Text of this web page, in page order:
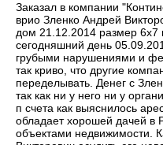
Заказал в компании
врио Зленко Андрей
дом 21.12.2014 размер 6х7
сегодняшний день
грубыми нарушениями и
так криво, что другие
переделывать. Денег с
так как ни у него ни у
п счета как выяснилось
обладает хорошей дачей в
объектами недвижимости.